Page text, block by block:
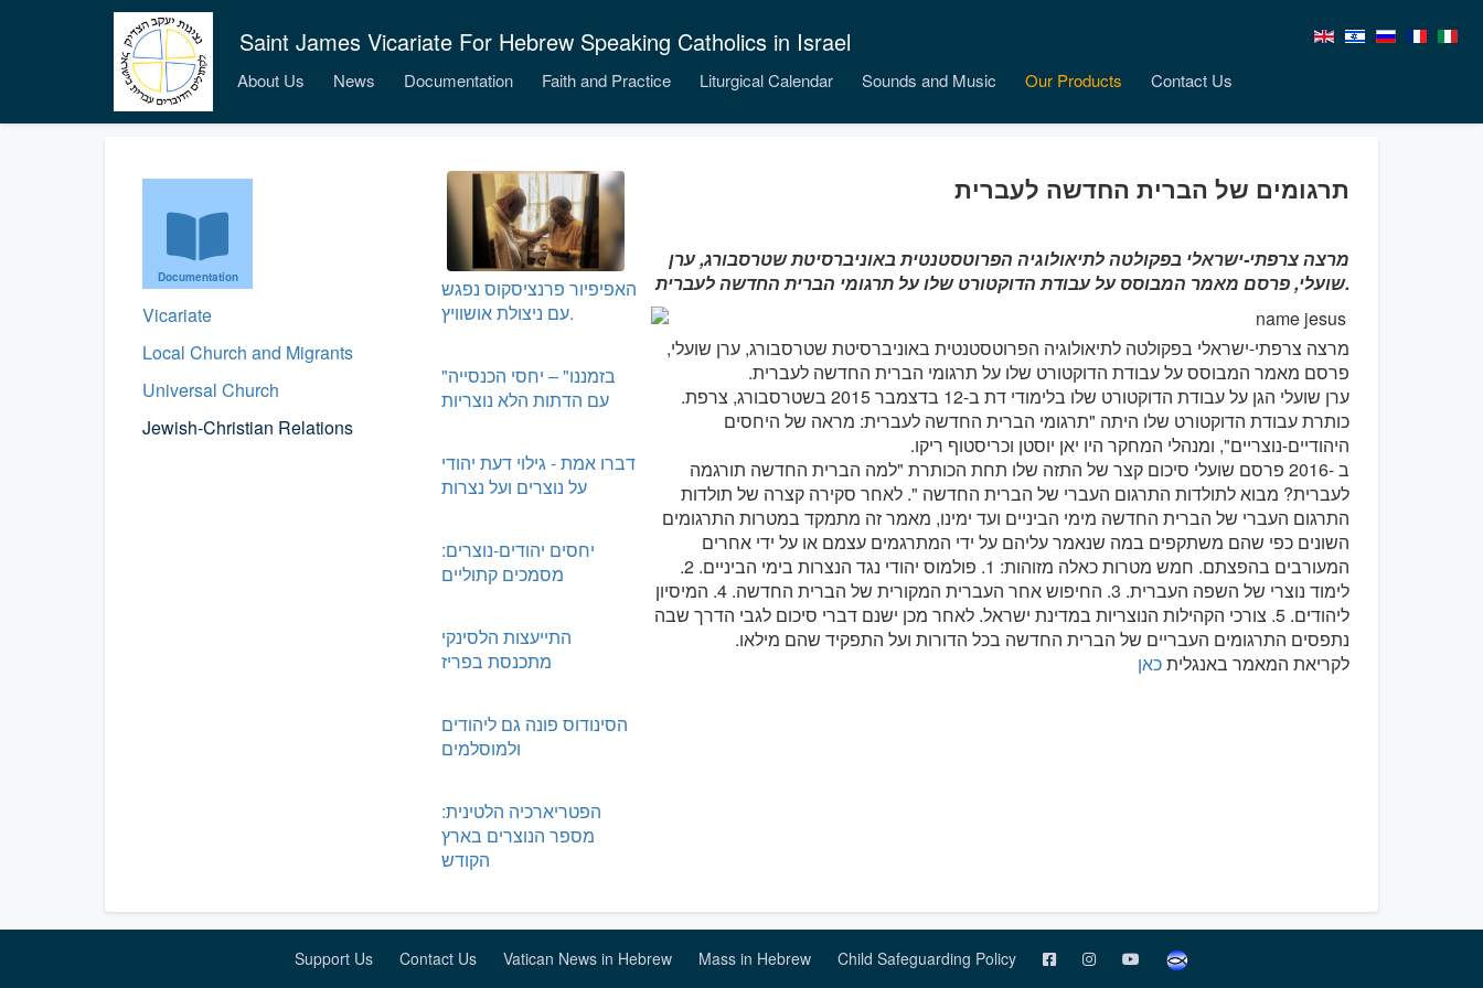
Saint James Vicariate For Hebrew Speaking Catholics in Israel
About Us News Documentation Faith and Practice Liturgical Calendar Sounds and Music Our Products Contact Us
Documentation
Vicariate
Local Church and Migrants
Universal Church
Jewish-Christian Relations
תרגומים של הברית החדשה לעברית
מרצה צרפתי-ישראלי בפקולטה לתיאולוגיה הפרוטסטנטית באוניברסיטת שטרסבורג, ערן
שועלי, פרסם מאמר המבוסס על עבודת הדוקטורט שלו על תרגומי הברית החדשה לעברית.
מרצה צרפתי-ישראלי בפקולטה לתיאולוגיה הפרוטסטנטית באוניברסיטת שטרסבורג, ערן שועלי,
פרסם מאמר המבוסס על עבודת הדוקטורט שלו על תרגומי הברית החדשה לעברית.
ערן שועלי הגן על עבודת הדוקטורט שלו בלימודי דת ב-12 בדצמבר 2015 בשטרסבורג, צרפת.
כותרת עבודת הדוקטורט שלו היתה "תרגומי הברית החדשה לעברית: מראה של היחסים
היהודיים-נוצריים", ומנהלי המחקר היו יאן יוסטן וכריסטוף ריקו.
ב -2016 פרסם שועלי סיכום קצר של התזה שלו תחת הכותרת "למה הברית החדשה תורגמה
לעברית? מבוא לתולדות התרגום העברי של הברית החדשה ". לאחר סקירה קצרה של תולדות
התרגום העברי של הברית החדשה מימי הביניים ועד ימינו, מאמר זה מתמקד במטרות התרגומים
השונים כפי שהם משתקפים במה שנאמר עליהם על ידי המתרגמים עצמם או על ידי אחרים
המעורבים בהפצתם. חמש מטרות כאלה מזוהות: 1. פולמוס יהודי נגד הנצרות בימי הביניים. 2.
לימוד נוצרי של השפה העברית. 3. החיפוש אחר העברית המקורית של הברית החדשה. 4. המיסיון
ליהודים. 5. צורכי הקהילות הנוצריות במדינת ישראל. לאחר מכן ישנם דברי סיכום לגבי הדרך שבה
נתפסים התרגומים העבריים של הברית החדשה בכל הדורות ועל התפקיד שהם מילאו.
לקריאת המאמר באנגליתכאן
האפיפיור פרנציסקוס נפגש
עם ניצולת אושוויץ.
"בזמננו" – יחסי הכנסייה
עם הדתות הלא נוצריות
דברו אמת - גילוי דעת יהודי
על נוצרים ועל נצרות
יחסים יהודים-נוצרים:
מסמכים קתוליים
התייעצות הלסינקי
מתכנסת בפריז
הסינודוס פונה גם ליהודים
ולמוסלמים
הפטריארכיה הלטינית:
מספר הנוצרים בארץ
הקודש
Support Us Contact Us Vatican News in Hebrew Mass in Hebrew Child Safeguarding Policy